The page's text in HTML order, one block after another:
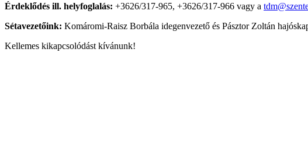
Érdeklődés ill. helyfoglalás: +3626/317-965, +3626/317-966 vagy a
Sétavezetőink: Komáromi-Raisz Borbála idegenvezető és Pásztor Zoltán
Kellemes kikapcsolódást kívánunk!